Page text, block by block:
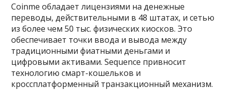
Coinme обладает лицензиями на денежные
переводы, действительными в 48 штатах, и сетью
из более чем 50 тыс. физических киосков. Это
обеспечивает точки ввода и вывода между
традиционными фиатными деньгами и
цифровыми активами. Sequence привносит
технологию смарт-кошельков и
кроссплатформенный транзакционный механизм.